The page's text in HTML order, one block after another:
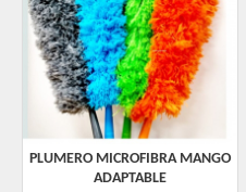
PLUMERO MICROFIBRA MANGO
ADAPTABLE